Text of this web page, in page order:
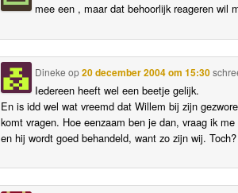
mee een , maar dat behoorlijk reageren wil
Dineke op20 december 2004 om 15:30
Iedereen heeft wel een beetje gelijk.
En is idd wel wat vreemd dat Willem bij zijn
komt vragen. Hoe eenzaam ben je dan, vraag ik
en hij wordt goed behandeld, want zo zijn wij. Toch?